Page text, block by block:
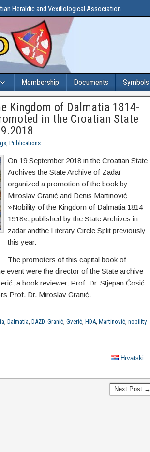
Heraldic and Vexillological Association
Membership Documents Symbols
Kingdom of Dalmatia 1814-
in the Croatian State
, Publications
On 19 September 2018 in the Croatian State
Archives the State Archive of Zadar
organized a promotion of the book by
Miroslav Granić and Denis Martinović
»Nobility of the Kingdom of Dalmatia 1814-
1918«, published by the State Archives in
zadar andthe Literary Circle Split previously
this year.
The promoters of this capital book of
event were the director of the State archive
a book reviewer, Prof. Dr. Stjepan Ćosić
Prof. Dr. Miroslav Granić.
, Dalmatia, DAZD, Granić, Gverić, HDA, Martinović, nobility
Hrvatski
Next Post →